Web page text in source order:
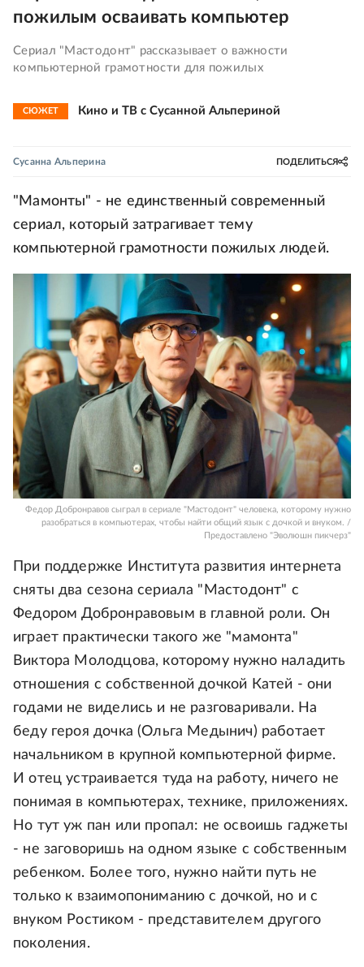
пожилым осваивать компьютер
Сериал "Мастодонт" рассказывает о важности
компьютерной грамотности для пожилых
СЮЖЕТ Кино и ТВ с Сусанной Альпериной
Сусанна Альперина ПОДЕЛИТЬСЯ
"Мамонты" - не единственный современный
сериал, который затрагивает тему
компьютерной грамотности пожилых людей.
Федор Добронравов сыграл в сериале "Мастодонт" человека, которому нужно
разобраться в компьютерах, чтобы найти общий язык с дочкой и внуком. /
Предоставлено "Эволюшн пикчерз"
При поддержке Института развития интернета
сняты два сезона сериала "Мастодонт" с
Федором Добронравовым в главной роли. Он
играет практически такого же "мамонта"
Виктора Молодцова, которому нужно наладить
отношения с собственной дочкой Катей - они
годами не виделись и не разговаривали. На
беду героя дочка (Ольга Медынич) работает
начальником в крупной компьютерной фирме.
И отец устраивается туда на работу, ничего не
понимая в компьютерах, технике, приложениях.
Но тут уж пан или пропал: не освоишь гаджеты
- не заговоришь на одном языке с собственным
ребенком. Более того, нужно найти путь не
только к взаимопониманию с дочкой, но и с
внуком Ростиком - представителем другого
поколения.